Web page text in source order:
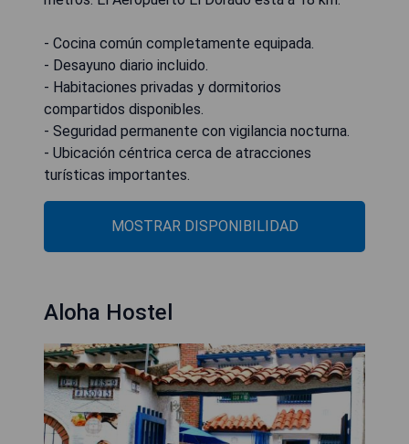
- Cocina común completamente equipada.
- Desayuno diario incluido.
- Habitaciones privadas y dormitorios
compartidos disponibles.
- Seguridad permanente con vigilancia nocturna.
- Ubicación céntrica cerca de atracciones
turísticas importantes.
MOSTRAR DISPONIBILIDAD
Aloha Hostel